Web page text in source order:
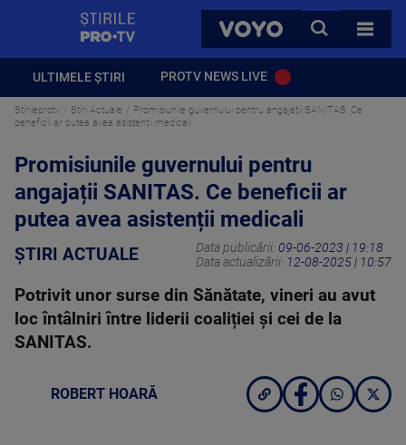
VOYO
CAUTA
TOATE
ULTIMELE ȘTIRI PROTV NEWS LIVE
Stirileprotv Știri Actuale
Promisiunile guvernului pentru angajații SANITAS. Ce
beneficii ar putea avea asistenții medicali
Promisiunile guvernului pentru
angajații SANITAS. Ce beneficii ar
putea avea asistenții medicali
ȘTIRI ACTUALE Data publicării: 09-06-2023 | 19:18
Data actualizării: 12-08-2025 | 10:57
Potrivit unor surse din Sănătate, vineri au avut
loc întâlniri între liderii coaliției și cei de la
SANITAS.
ROBERT HOARĂ